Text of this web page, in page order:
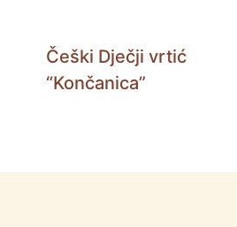
Češki Dječji vrtić
“Končanica”